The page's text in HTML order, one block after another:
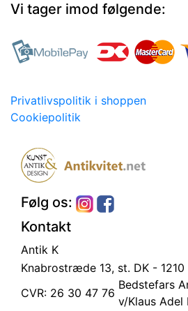
Vi tager imod følgende:
Privatlivspolitik i shoppen
Cookiepolitik
Følg os:
Kontakt
Antik K
Knabrostræde 13, st. DK -
CVR: 26 30 47 76
Bedstefars
v/Klaus Adel